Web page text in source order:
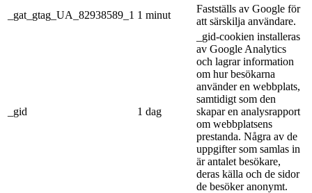
_gat_gtag_UA_82938589_1 1 minut
Fastställs av Google för
att särskilja användare.
_gid 1 dag
_gid-cookien installeras
av Google Analytics
och lagrar information
om hur besökarna
använder en webbplats,
samtidigt som den
skapar en analysrapport
om webbplatsens
prestanda. Några av de
uppgifter som samlas in
är antalet besökare,
deras källa och de sidor
de besöker anonymt.